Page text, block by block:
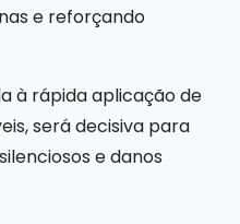
e reforçando
à rápida aplicação de
será decisiva para
e danos